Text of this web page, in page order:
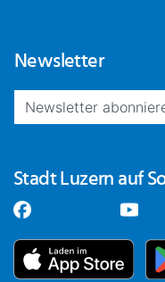
Newsletter
Stadt Luzern auf